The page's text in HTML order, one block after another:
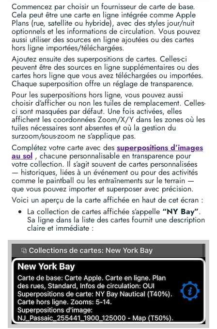
Commencez par choisir un fournisseur de carte de base.
Cela peut être une carte en ligne intégrée comme Apple
Plans (rue, satellite ou hybride), avec des styles jour/nuit
optionnels et les informations de circulation. Vous pouvez
aussi utiliser des sources en ligne ajoutées ou des cartes
hors ligne importées/téléchargées.
Ajoutez ensuite des superpositions de cartes. Celles-ci
peuvent être des sources en ligne supplémentaires ou des
cartes hors ligne que vous avez téléchargées ou importées.
Chaque superposition offre un réglage de transparence.
Pour les superpositions hors ligne, vous pouvez aussi
choisir d’afficher ou non les tuiles de remplacement. Celles-
ci sont masquées par défaut. Une fois activées, elles
affichent les coordonnées Zoom/X/Y dans les zones où les
tuiles nécessaires sont absentes et où la gestion du
surzoom/sous-zoom ne s’applique pas.
Complétez votre carte avec des superpositions d’images
au sol , chacune personnalisable en transparence pour
votre collection. Il s’agit souvent de cartes personnalisées
— historiques, liées à un événement ou pour des activités
comme le paintball ou les entraînements sur le terrain —
que vous pouvez importer et superposer avec précision.
Voici un aperçu de la carte affichée en haut de cet écran :
La collection de cartes affichée s’appelle “NY Bay”.
Sa ligne dans la liste des cartes fournit une description
claire et immédiate :